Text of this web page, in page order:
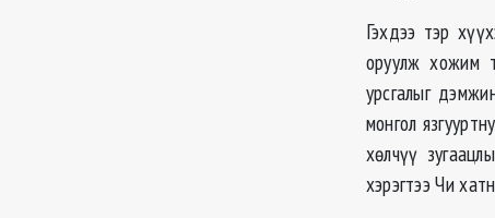
Гэхдээ тэр
оруулж хожим
урсгалыг
монгол
хөлчүү
хэрэгтээ Чи